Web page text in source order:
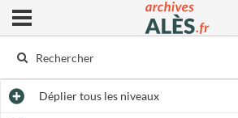
Archives municipales d'Alès
Ouvrir le menu déroulant
Dépliertous les niveaux